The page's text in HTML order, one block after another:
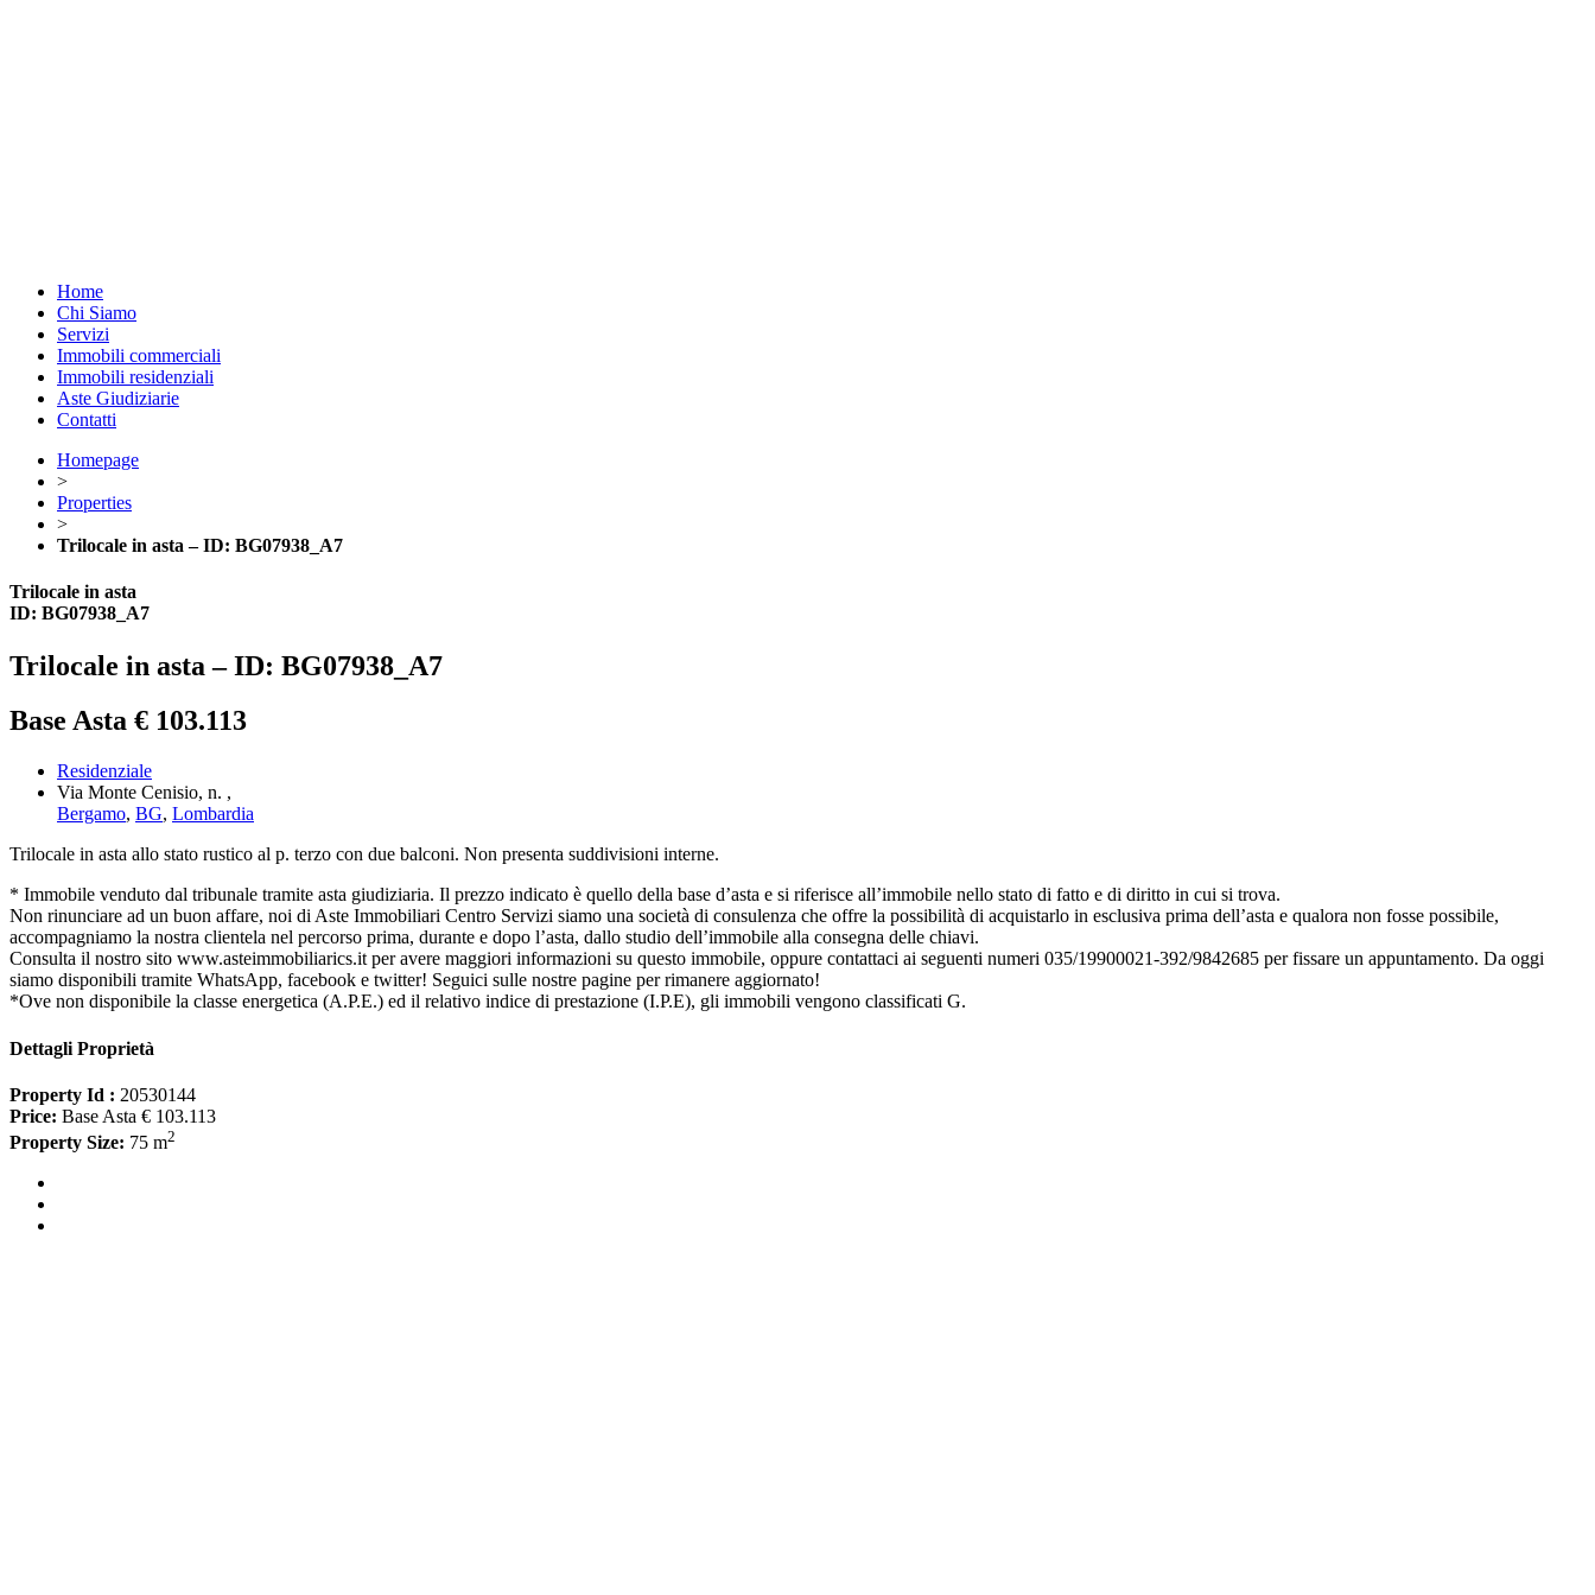
Home
Chi Siamo
Servizi
Immobili commerciali
Immobili residenziali
Aste Giudiziarie
Contatti
Homepage
>
Properties
>
Trilocale in asta – ID: BG07938_A7
Trilocale in asta
ID: BG07938_A7
Trilocale in asta – ID: BG07938_A7
Base Asta € 103.113
Residenziale
Via Monte Cenisio, n. ,
Bergamo, BG, Lombardia
Trilocale in asta allo stato rustico al p. terzo con due balconi. Non presenta suddivisioni interne.
* Immobile venduto dal tribunale tramite asta giudiziaria. Il prezzo indicato è quello della base d’asta e si riferisce all’immobile nello stato di fatto e di diritto in cui si trova.
Non rinunciare ad un buon affare, noi di Aste Immobiliari Centro Servizi siamo una società di consulenza che offre la possibilità di acquistarlo in esclusiva prima dell’asta e qualora non fosse possibile,
accompagniamo la nostra clientela nel percorso prima, durante e dopo l’asta, dallo studio dell’immobile alla consegna delle chiavi.
Consulta il nostro sito www.asteimmobiliarics.it per avere maggiori informazioni su questo immobile, oppure contattaci ai seguenti numeri 035/19900021-392/9842685 per fissare un appuntamento. Da oggi
siamo disponibili tramite WhatsApp, facebook e twitter! Seguici sulle nostre pagine per rimanere aggiornato!
*Ove non disponibile la classe energetica (A.P.E.) ed il relativo indice di prestazione (I.P.E), gli immobili vengono classificati G.
Dettagli Proprietà
Property Id : 20530144
Price: Base Asta € 103.113
Property Size: 75 m2